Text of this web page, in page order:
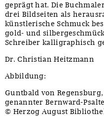
geprägt hat. Die
drei Bildseiten als
künstlerische Schmuck
gold- und
Schreiber kalligraphisch
Dr. Christian Heitzmann
Abbildung:
Guntbald von
genannter Bernward-
© Herzog August